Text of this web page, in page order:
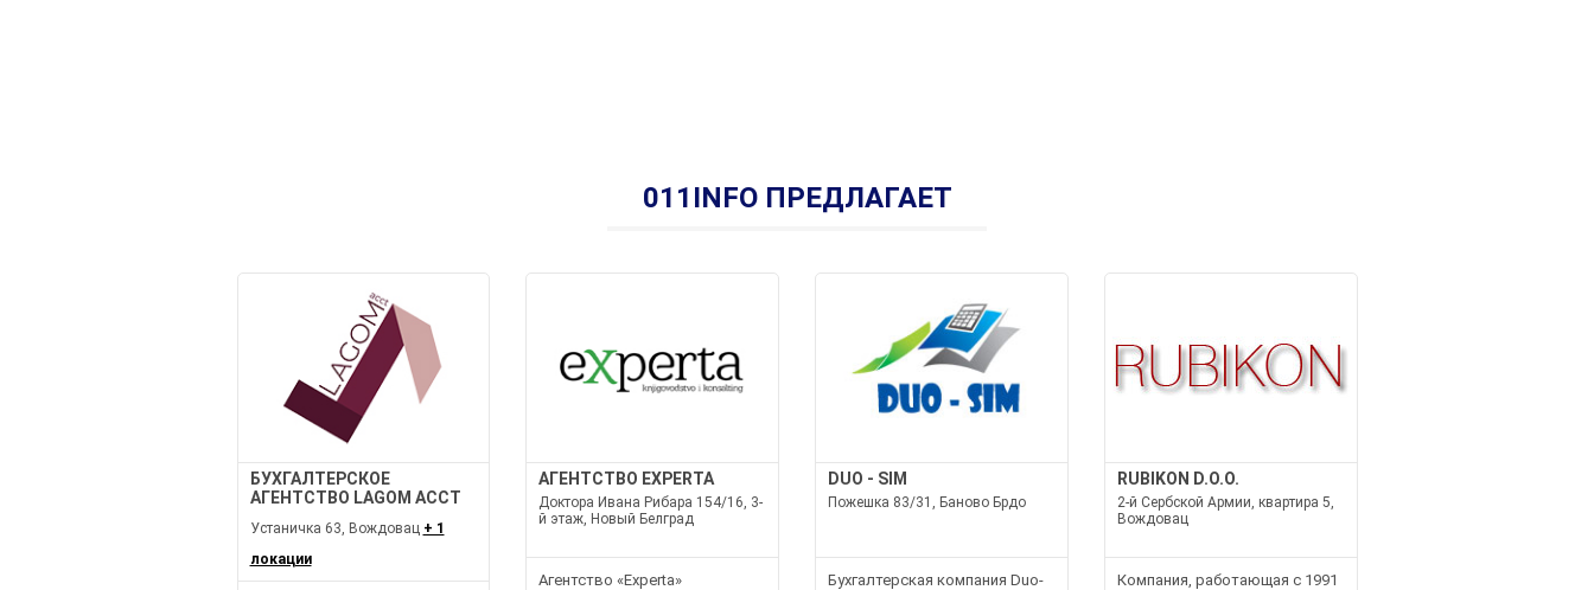
011INFO ПРЕДЛАГАЕТ
БУХГАЛТЕРСКОЕ
АГЕНТСТВО LAGOM ACCT
Устаничка 63, Вождовац + 1
локации
АГЕНТСТВО EXPERTA
Доктора Ивана Рибара 154/16, 3-
й этаж, Новый Белград
Агентство «Experta»
DUO - SIM
Пожешка 83/31, Баново Брдо
Бухгалтерская компания Duo-
RUBIKON D.O.O.
2-й Сербской Армии, квартира 5,
Вождовац
Компания, работающая с 1991